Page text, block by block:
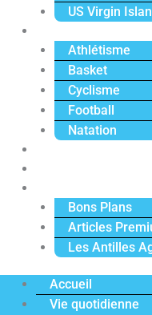
US Virgin
Athlétisme
Basket
Cyclisme
Football
Natation
Bons Plans
Articles
Les Antilles
Accueil
Vie quotidienne